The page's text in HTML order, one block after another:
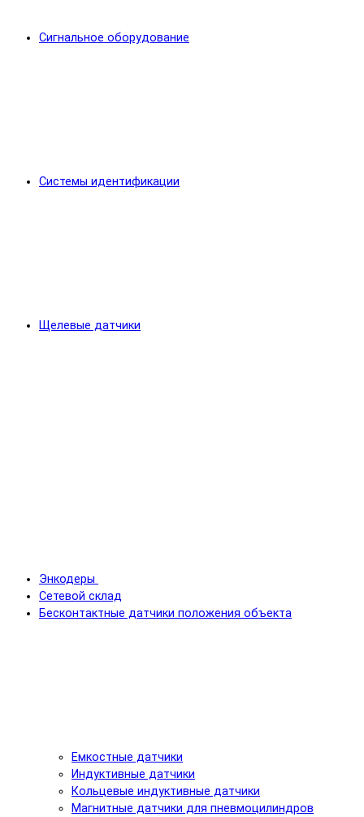
Сигнальное оборудование
Системы идентификации
Щелевые датчики
Энкодеры
Сетевой склад
Бесконтактные датчики положения объекта
Емкостные датчики
Индуктивные датчики
Кольцевые индуктивные датчики
Магнитные датчики для пневмоцилиндров